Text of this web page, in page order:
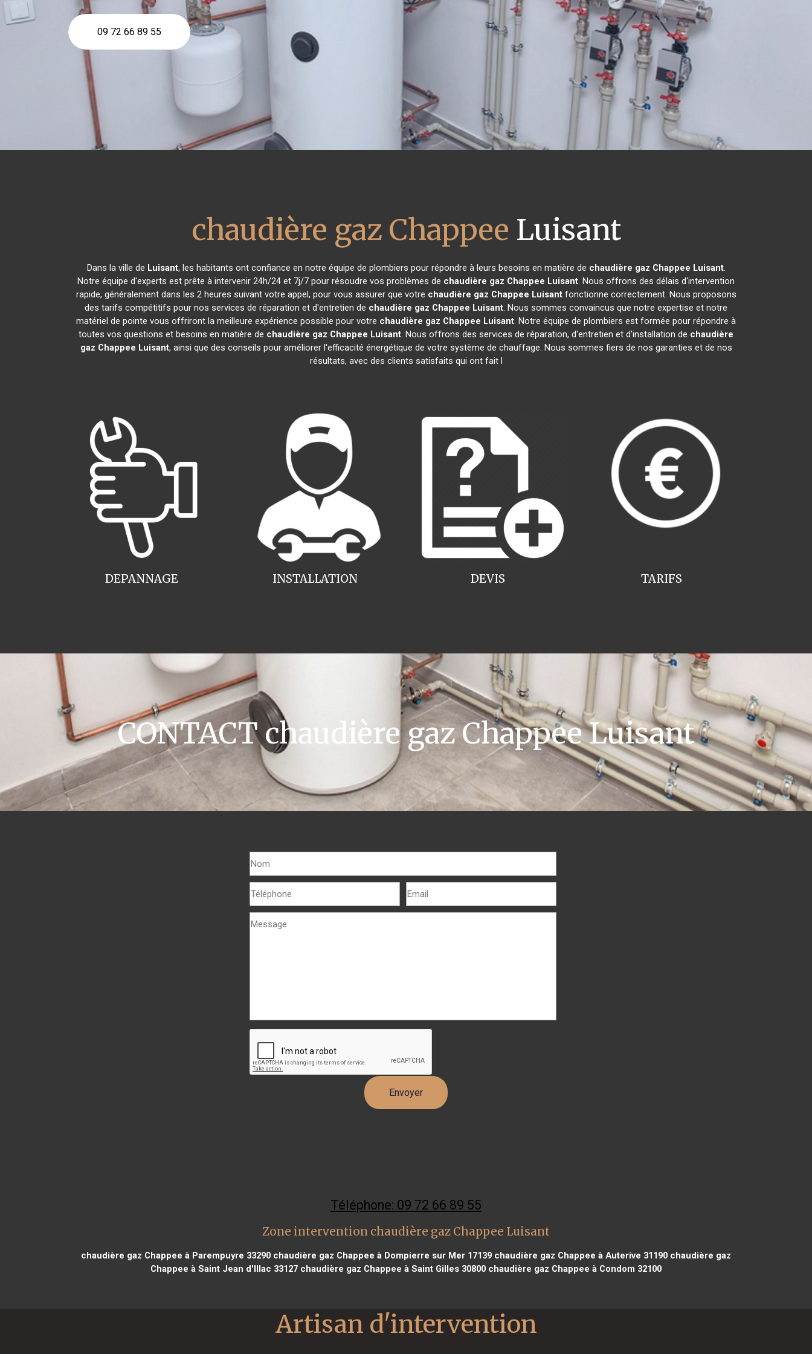
09 72 66 89 55
chaudière gaz Chappee Luisant
Dans la ville de Luisant, les habitants ont confiance en notre équipe de plombiers pour répondre à leurs besoins en matière de chaudière gaz Chappee Luisant.
Notre équipe d'experts est prête à intervenir 24h/24 et 7j/7 pour résoudre vos problèmes de chaudière gaz Chappee Luisant. Nous offrons des délais d'intervention
rapide, généralement dans les 2 heures suivant votre appel, pour vous assurer que votre chaudière gaz Chappee Luisantfonctionne correctement. Nous proposons
des tarifs compétitifs pour nos services de réparation et d'entretien de chaudière gaz Chappee Luisant. Nous sommes convaincus que notre expertise et notre
matériel de pointe vous offriront la meilleure expérience possible pour votre chaudière gaz Chappee Luisant. Notre équipe de plombiers est formée pour répondre à
toutes vos questions et besoins en matière de chaudière gaz Chappee Luisant. Nous offrons des services de réparation, d'entretien et d'installation de chaudière
gaz Chappee Luisant, ainsi que des conseils pour améliorer l'efficacité énergétique de votre système de chauffage. Nous sommes fiers de nos garanties et de nos
résultats, avec des clients satisfaits qui ont fait l
INSTALLATION
DEPANNAGE TARIFS
DEVIS
CONTACT chaudière gaz Chappee Luisant
Téléphone: 09 72 66 89 55
Zone intervention chaudière gaz Chappee Luisant
chaudière gaz Chappee à Parempuyre 33290 chaudière gaz Chappee à Dompierre sur Mer 17139 chaudière gaz Chappee à Auterive 31190 chaudière gaz
Chappee à Saint Jean d'Illac 33127 chaudière gaz Chappee à Saint Gilles 30800 chaudière gaz Chappee à Condom 32100
Artisan d'intervention